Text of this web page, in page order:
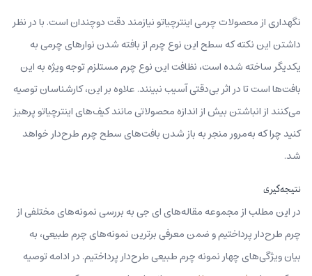
نگهداری از محصولات چرمی اینترچیاتو نیازمند دقت دوچندان است. با در نظر
داشتن این نکته که سطح این نوع چرم از بافته‌ شدن نوارهای چرمی به‌
یکدیگر ساخته شده است، نظافت این نوع چرم مستلزم توجه ویژه به این
بافت‌ها است تا در اثر بی‌دقتی آسیب نبینند. علاوه بر این، کارشناسان توصیه
می‌کنند از انباشتن بیش از اندازه محصولاتی مانند کیف‌های اینترچیاتو پرهیز
کنید چرا که به‌‌مرور منجر به باز شدن بافت‌های سطح چرم طرح‌دار خواهد
شد.
نتیجه‌گیری
در این مطلب از مجموعه مقاله‌های ای جی به بررسی نمونه‌های مختلفی از
چرم طرح‌دار پرداختیم و ضمن معرفی برترین نمونه‌های چرم طبیعی، به
بیان ویژگی‌های چهار نمونه چرم طبیعی طرح‌دار پرداختیم. در ادامه توصیه